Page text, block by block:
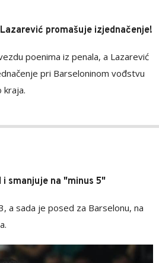
promašuje izjednačenje!
poenima iz penala, a Lazarević
pri Barseloninom vođstvu
kraja.
smanjuje na "minus 5"
a sada je posed za Barselonu, na